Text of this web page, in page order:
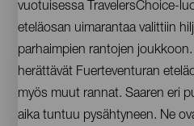
vuotuisessa TravelersChoice-
eteläosan uimarantaa valittiin
parhaimpien rantojen
herättävät Fuerteventuran
myös muut rannat. Saaren eri
aika tuntuu pysähtyneen. Ne